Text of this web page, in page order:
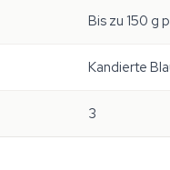
Bis zu 150 g
Kandierte
3